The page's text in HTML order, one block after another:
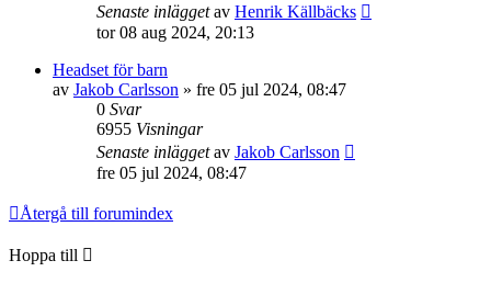
Senaste inläggetav Henrik Källbäcks
tor 08 aug 2024, 20:13
Headset för barn
av Jakob Carlsson » fre 05 jul 2024, 08:47
0 Svar
6955 Visningar
Senaste inläggetav Jakob Carlsson
fre 05 jul 2024, 08:47
Återgå till forumindex
Hoppa till